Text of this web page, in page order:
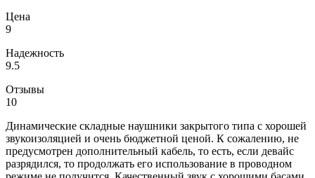
Цена
9
Надежность
9.5
Отзывы
10
Динамические складные наушники закрытого типа с хорошей
звукоизоляцией и очень бюджетной ценой. К сожалению, не
предусмотрен дополнительный кабель, то есть, если девайс
разрядился, то продолжать его использование в проводном